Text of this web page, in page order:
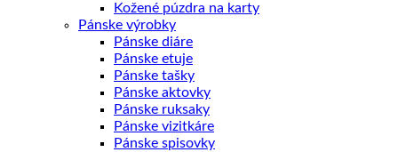
Kožené púzdra na karty
Pánske výrobky
Pánske diáre
Pánske etuje
Pánske tašky
Pánske aktovky
Pánske ruksaky
Pánske vizitkáre
Pánske spisovky